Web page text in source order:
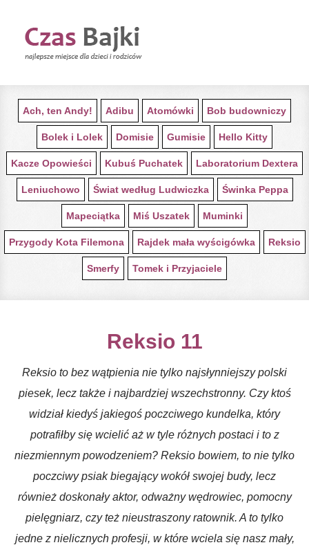
STRONA GŁÓWNA Z BAJKAMI
Ach, ten Andy! Adibu Atomówki Bob budowniczy
Bolek i Lolek Domisie Gumisie Hello Kitty
Kacze Opowieści Kubuś Puchatek Laboratorium Dextera
Leniuchowo Świat według Ludwiczka Świnka Peppa
Mapeciątka Miś Uszatek Muminki
Przygody Kota Filemona Rajdek mała wyścigówka Reksio
Smerfy Tomek i Przyjaciele
Reksio 11
Reksio to bez wątpienia nie tylko najsłynniejszy polski
piesek, lecz także i najbardziej wszechstronny. Czy ktoś
widział kiedyś jakiegoś poczciwego kundelka, który
potrafiłby się wcielić aż w tyle różnych postaci i to z
niezmiennym powodzeniem? Reksio bowiem, to nie tylko
poczciwy psiak biegający wokół swojej budy, lecz
również doskonały aktor, odważny wędrowiec, pomocny
pielęgniarz, czy też nieustraszony ratownik. A to tylko
jedne z nielicznych profesji, w które wciela się nasz mały,